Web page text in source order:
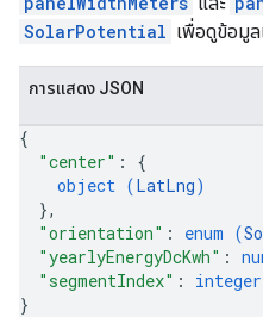
SolarPotential เพื่อดูข้อมู
การแสดง JSON
{
"center" : {
object (LatLng)
},
"orientation" : enum (
"yearlyEnergyDcKwh" :
"segmentIndex" : integer
}